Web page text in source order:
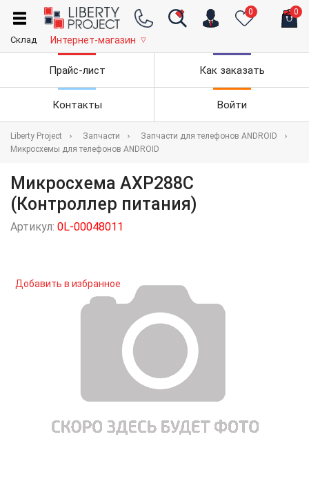
0 0
Склад Интернет-магазин ▽
Прайс-лист Как заказать
Контакты Войти
Liberty Project Запчасти
Запчасти для телефонов ANDROID
Микросхемы для телефонов ANDROID
Микросхема AXP288C
(Контроллер питания)
Артикул: 0L-00048011
Добавить в избранное